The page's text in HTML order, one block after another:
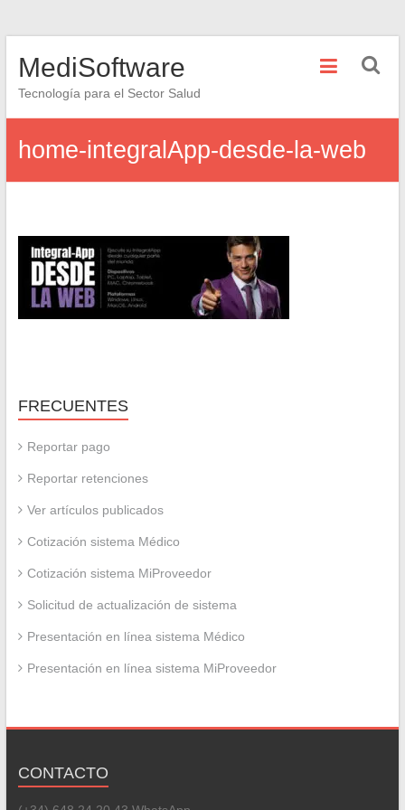
MediSoftware
Tecnología para el Sector Salud
home-integralApp-desde-la-web
FRECUENTES
Reportar pago
Reportar retenciones
Ver artículos publicados
Cotización sistema Médico
Cotización sistema MiProveedor
Solicitud de actualización de sistema
Presentación en línea sistema Médico
Presentación en línea sistema MiProveedor
CONTACTO